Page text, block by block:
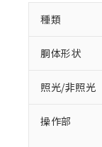
種類
胴体形状
照光/非照光
操作部